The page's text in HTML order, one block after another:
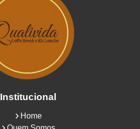
Institucional
Home